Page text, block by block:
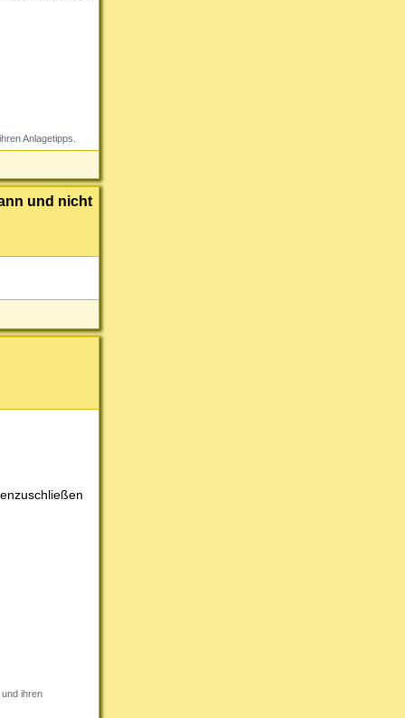
Anlagetipps.
und nicht
ihren